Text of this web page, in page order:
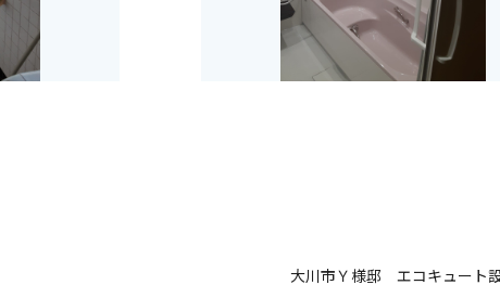
大川市Ｙ様邸 エコキュート